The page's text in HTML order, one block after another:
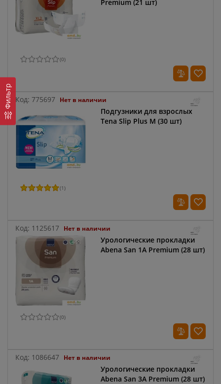
Фильтр
Premium (21 шт)
(0)
Код: 775697 Нет в наличии
Подгузники для взрослых
Tena Slip Plus M (30 шт)
(1)
Код: 1125617 Нет в наличии
Урологические прокладки
Abena San 1А Premium (28 шт)
(0)
Код: 1086647 Нет в наличии
Урологические прокладки
Abena San 3A Premium (28 шт)